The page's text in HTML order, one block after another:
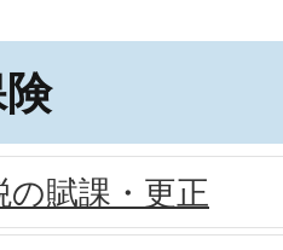
の賦課・更正